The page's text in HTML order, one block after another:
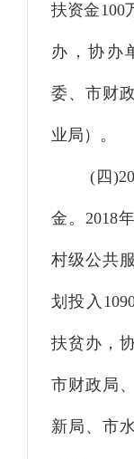
扶资金100
办，协办
委、市财
业局）。
(四)
金。2018
村级公共
划投入
扶贫办，
市财政局
新局、市